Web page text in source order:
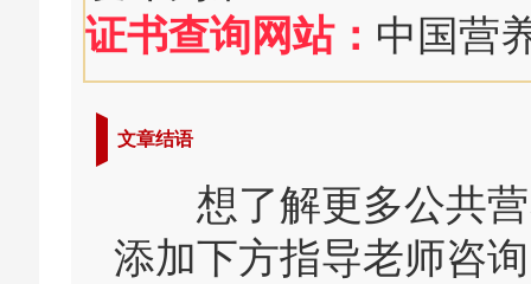
证书查询网站： 中国营
文章结语
想了解更多公共营
添加下方指导老师咨